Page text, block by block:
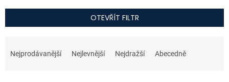
OTEVŘÍT FILTR
aNejprodávanější Nejlevnější Nejdražší Abecedně